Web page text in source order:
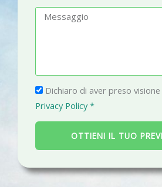
fm
a
g
g
i
P
r
i
a
c
Dichiaro di aver preso
Privacy Policy *
OTTIENI IL TUO